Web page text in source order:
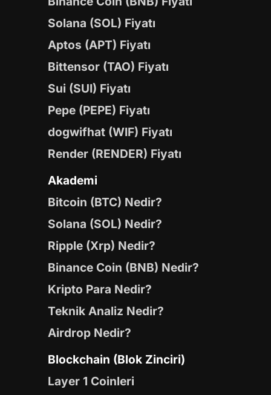
Solana (SOL) Fiyatı
Aptos (APT) Fiyatı
Bittensor (TAO) Fiyatı
Sui (SUI) Fiyatı
Pepe (PEPE) Fiyatı
dogwifhat (WIF) Fiyatı
Render (RENDER) Fiyatı
Akademi
Bitcoin (BTC) Nedir?
Solana (SOL) Nedir?
Ripple (Xrp) Nedir?
Binance Coin (BNB) Nedir?
Kripto Para Nedir?
Teknik Analiz Nedir?
Airdrop Nedir?
Blockchain (Blok Zinciri)
Layer 1 Coinleri